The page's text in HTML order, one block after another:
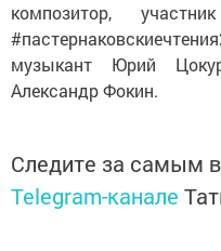
композитор,
музыкант Юрий
Александр Фокин.
Следите за самым
Telegram-канале